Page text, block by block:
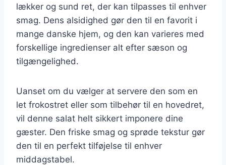
lækker og sund ret, der kan tilpasses til enhver
smag. Dens alsidighed gør den til en favorit i
mange danske hjem, og den kan varieres med
forskellige ingredienser alt efter sæson og
tilgængelighed.
Uanset om du vælger at servere den som en
let frokostret eller som tilbehør til en hovedret,
vil denne salat helt sikkert imponere dine
gæster. Den friske smag og sprøde tekstur gør
den til en perfekt tilføjelse til enhver
middagstabel.